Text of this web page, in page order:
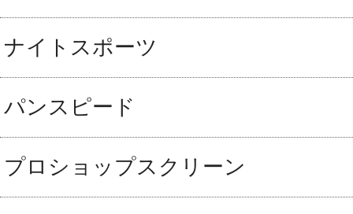
ナイトスポーツ
パンスピード
プロショップスクリーン